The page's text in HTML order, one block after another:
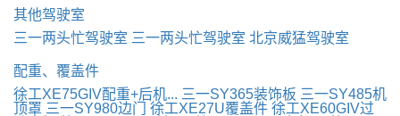
其他驾驶室
三一两头忙驾驶室 三一两头忙驾驶室 北京威猛驾驶室
配重、覆盖件
徐工XE75GIV配重+后机... 三一SY365装饰板 三一SY485机
顶罩 三一SY980边门 徐工XE27U覆盖件 徐工XE60GIV过